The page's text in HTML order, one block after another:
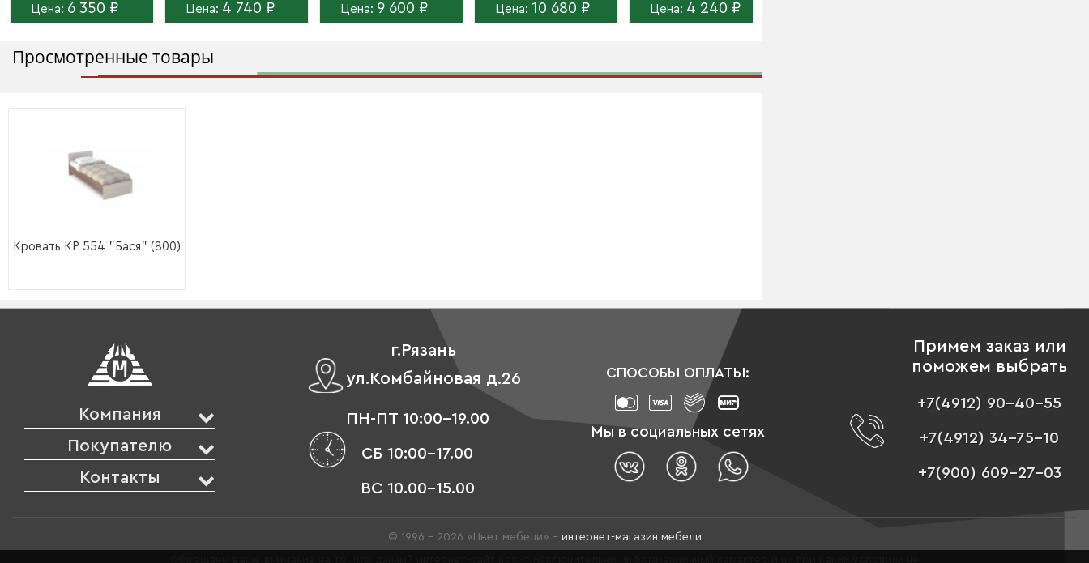
Цена: 6 350 ₽ Цена: 4 740 ₽ Цена: 9 600 ₽ Цена: 10 680 ₽ Цена: 4 240 ₽
Просмотренные товары
Кровать КР 554 "Бася" (800)
Компания
Покупателю
Контакты
г.Рязань
ул.Комбайновая д.26
ПН-ПТ 10:00-19.00
СБ 10:00-17.00
ВС 10.00-15.00
СПОСОБЫ ОПЛАТЫ:
Мы в социальных сетях
Примем заказ или
поможем выбрать
+7(4912) 90-40-55
+7(4912) 34-75-10
+7(900) 609-27-03
© 1996 - 2026 «Цвет мебели» – интернет-магазин мебели